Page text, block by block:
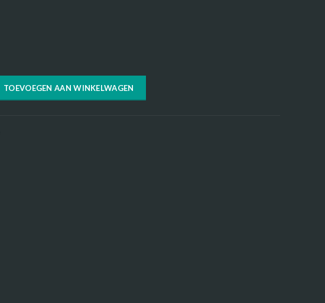
TOEVOEGEN AAN WINKELWAGEN